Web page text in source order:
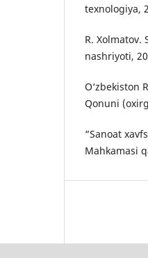
texnologiya,
R. Xolmatov.
nashriyoti,
O‘zbekiston
Qonuni
“Sanoat
Mahkamasi